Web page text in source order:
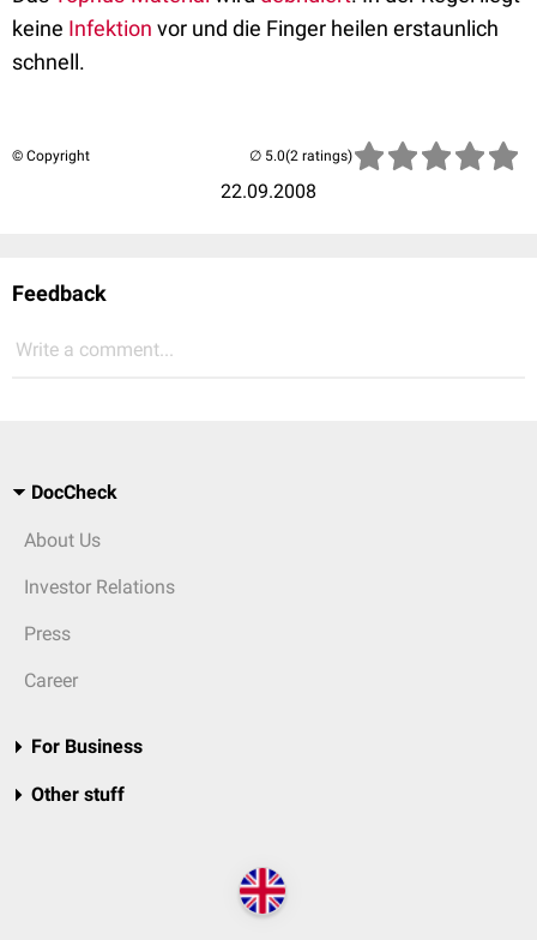
keine Infektion vor und die Finger heilen erstaunlich
schnell.
© Copyright
22.09.2008
(2 ratings)
Feedback
Write a comment...
DocCheck
About Us
Investor Relations
Press
Career
For Business
Other stuff